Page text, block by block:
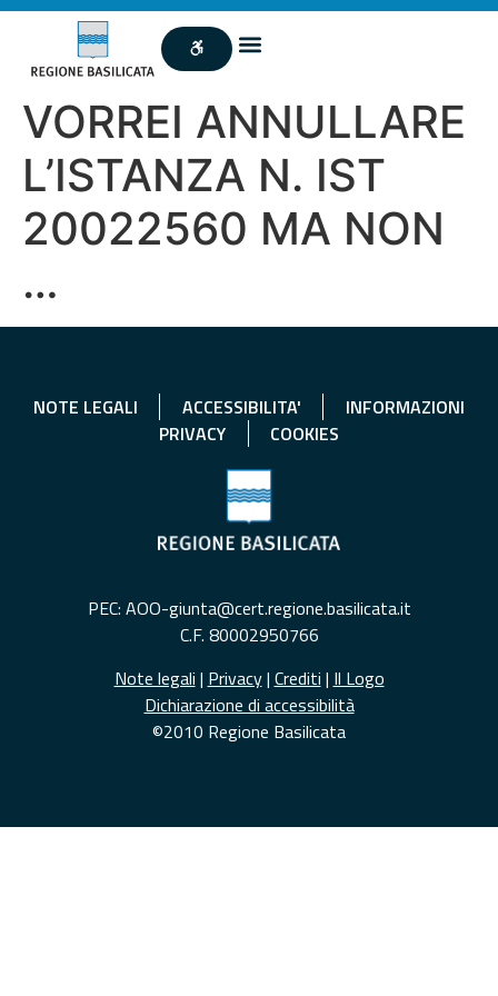
VORREI ANNULLARE
L’ISTANZA N. IST
20022560 MA NON
…
NOTE LEGALI ACCESSIBILITA'
INFORMAZIONI
PRIVACY
COOKIES
PEC: AOO-giunta@cert.regione.basilicata.it
C.F. 80002950766
Note legali | Privacy| Crediti | Il Logo
Dichiarazione di accessibilità
©2010 Regione Basilicata